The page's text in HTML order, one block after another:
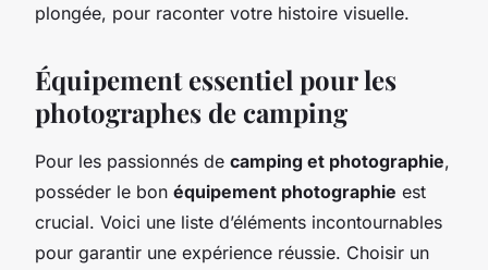
plongée, pour raconter votre histoire visuelle.
Équipement essentiel pour les
photographes de camping
Pour les passionnés de camping et photographie,
posséder le bon équipement photographie est
crucial. Voici une liste d’éléments incontournables
pour garantir une expérience réussie. Choisir un